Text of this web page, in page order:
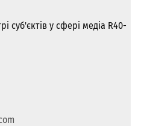
суб'єктів у сфері медіа R40-